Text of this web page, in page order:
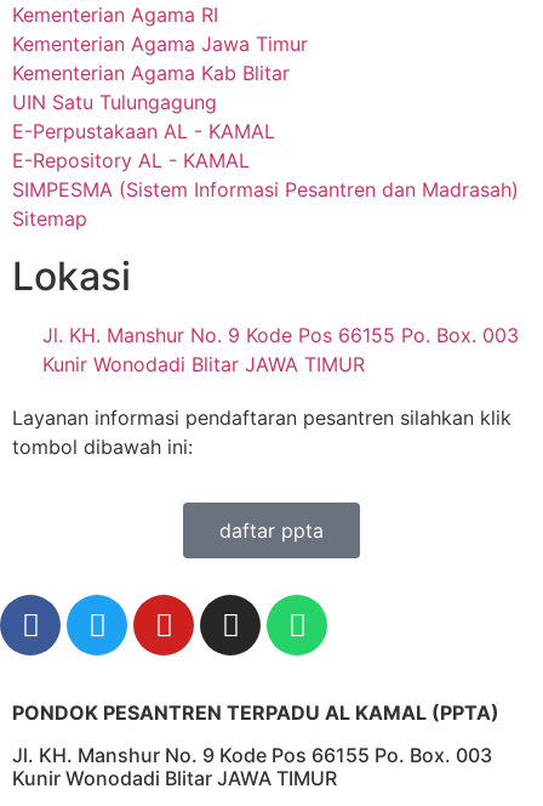
Kementerian Agama RI
Kementerian Agama Jawa Timur
Kementerian Agama Kab Blitar
UIN Satu Tulungagung
E-Perpustakaan AL - KAMAL
E-Repository AL - KAMAL
SIMPESMA (Sistem Informasi Pesantren dan Madrasah)
Sitemap
Lokasi
Jl. KH. Manshur No. 9 Kode Pos 66155 Po. Box. 003
Kunir Wonodadi Blitar JAWA TIMUR
Layanan informasi pendaftaran pesantren silahkan klik
tombol dibawah ini:
daftar ppta
PONDOK PESANTREN TERPADU AL KAMAL (PPTA)
Jl. KH. Manshur No. 9 Kode Pos 66155 Po. Box. 003
Kunir Wonodadi Blitar JAWA TIMUR